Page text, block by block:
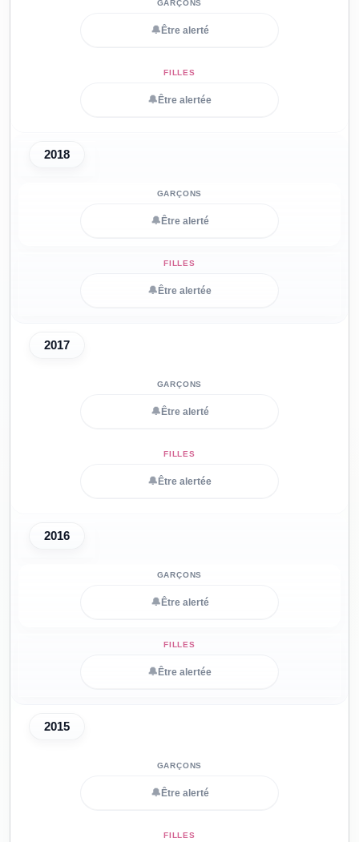
🔔 Être alerté
🔔 Être alertée
2018
🔔 Être alerté
🔔 Être alertée
2017
🔔 Être alerté
🔔 Être alertée
2016
🔔 Être alerté
🔔 Être alertée
2015
🔔 Être alerté